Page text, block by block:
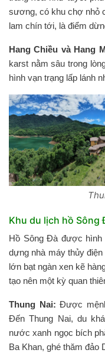
sương, có khu chợ nhỏ
lam chín tới, là điểm
Hang Chiều và Hang
karst nằm sâu trong
hình vạn trạng lấp lánh
Khu du lịch hồ Sông
Hồ Sông Đà được hình
dựng nhà máy thủy
lớn bạt ngàn xen kẽ
tạo nên một kỳ quan
Thung Nai: Được
Đến Thung Nai, du
nước xanh ngọc bích
Ba Khan, ghé thăm đảo